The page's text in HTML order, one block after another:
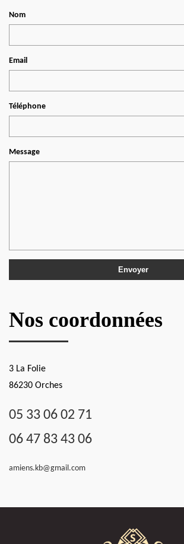
Nom
Email
Téléphone
Message
Nos coordonnées
3 La Folie
86230 Orches
05 33 06 02 71
06 47 83 43 06
amiens.kb@gmail.com